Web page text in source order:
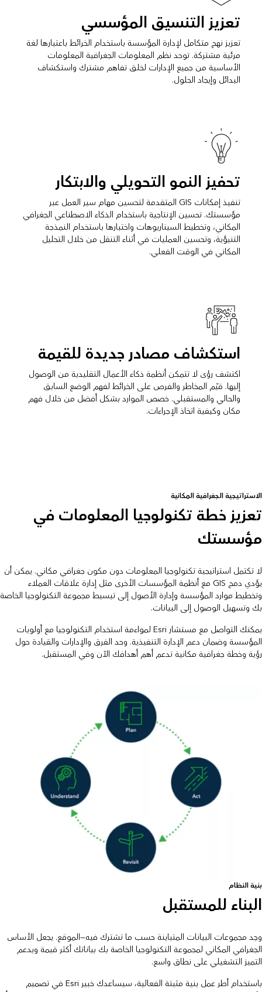
تعزيز التنسيق المؤسسي
تعزيز نهج متكامل لإدارة المؤسسة باستخدام الخرائط باعتبارها لغة
مرئية مشتركة. توحد نظم المعلومات الجغرافية المعلومات
الأساسية من جميع الإدارات لخلق تفاهم مشترك واستكشاف
البدائل وإيجاد الحلول.
تحفيز النمو التحويلي والابتكار
تنفيذ إمكانات GIS المتقدمة لتحسين مهام سير العمل عبر
مؤسستك. تحسين الإنتاجية باستخدام الذكاء الاصطناعي الجغرافي
المكاني، وتخطيط السيناريوهات واختبارها باستخدام النمذجة
التنبؤية، وتحسين العمليات في أثناء التنقل من خلال التحليل
المكاني في الوقت الفعلي.
استكشاف مصادر جديدة للقيمة
اكتشف رؤى لا تتمكن أنظمة ذكاء الأعمال التقليدية من الوصول
إليها. قيّم المخاطر والفرص على الخرائط لفهم الوضع السابق
والحالي والمستقبلي. خصص الموارد بشكل أفضل من خلال فهم
مكان وكيفية اتخاذ الإجراءات.
الاستراتيجية الجغرافية المكانية
تعزيز خطة تكنولوجيا المعلومات في
مؤسستك
لا تكتمل استراتيجية تكنولوجيا المعلومات دون مكون جغرافي مكاني. يمكن أن
يؤدي دمج GIS مع أنظمة المؤسسات الأخرى مثل إدارة علاقات العملاء
وتخطيط موارد المؤسسة وإدارة الأصول إلى تبسيط مجموعة التكنولوجيا الخاصة
بك وتسهيل الوصول إلى البيانات.
يمكنك التواصل مع مستشار Esri لمواءمة استخدام التكنولوجيا مع أولويات
المؤسسة وضمان دعم الإدارة التنفيذية. وحد الفرق والإدارات والقيادة حول
رؤية وخطة جغرافية مكانية تدعم أهم أهدافك الآن وفي المستقبل.
بنية النظام
البناء للمستقبل
وحِد مجموعات البيانات المتباينة حسب ما تشترك فيه—الموقع. يجعل الأساس
الجغرافي المكاني لمجموعة التكنولوجيا الخاصة بك بياناتك أكثر قيمة ويدعم
التميز التشغيلي على نطاق واسع.
باستخدام أطر عمل بنية مثبتة الفعالية، سيساعدك خبير Esri في تصميم